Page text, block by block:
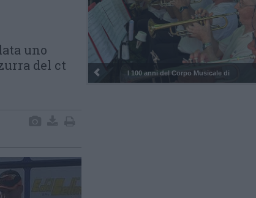
uno
del ct
I 100 anni del Corpo Musicale di